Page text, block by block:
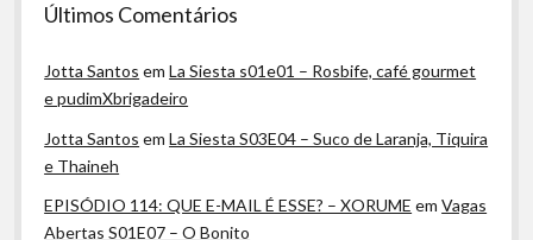
Últimos Comentários
Jotta Santos emLa Siesta s01e01 – Rosbife, café gourmet
e pudimXbrigadeiro
Jotta Santos emLa Siesta S03E04 – Suco de Laranja, Tiquira
e Thaineh
EPISÓDIO 114: QUE E-MAIL É ESSE? – XORUME emVagas
Abertas S01E07 – O Bonito